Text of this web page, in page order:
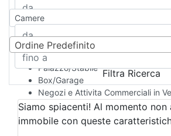
Rustico/Casale
Camera d'Albergo
Multiproprietà
Palazzo/Stabile
Box/Garage
Negozi e Attivita Commerciali in
Qualsiasi
Attività/Licenza Commerciale
Azienda Agricola
Camere
Ordine Predefinito
Filtra Ricerca
Siamo spiacenti! Al momento non
immobile con queste